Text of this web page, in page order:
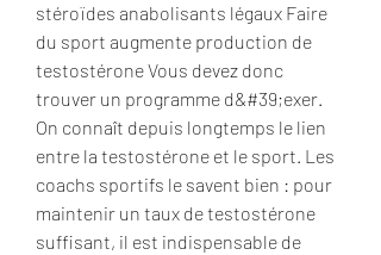
stéroïdes anabolisants légaux Faire
du sport augmente production de
testostérone Vous devez donc
trouver un programme d&#39;exer.
On connaît depuis longtemps le lien
entre la testostérone et le sport. Les
coachs sportifs le savent bien : pour
maintenir un taux de testostérone
suffisant, il est indispensable de